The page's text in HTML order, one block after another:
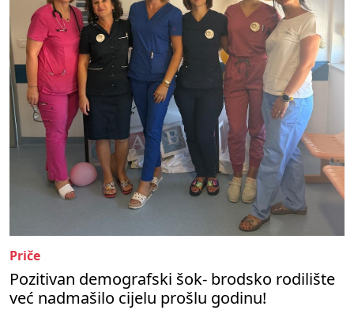
Priče
Pozitivan demografski šok- brodsko rodilište
već nadmašilo cijelu prošlu godinu!